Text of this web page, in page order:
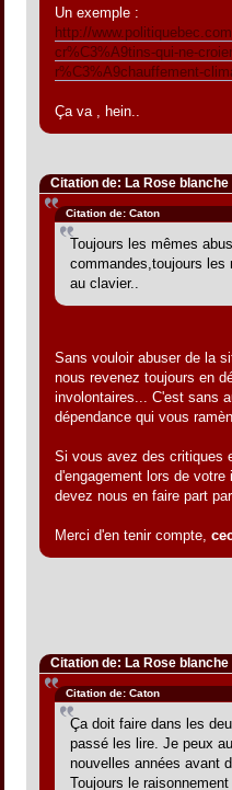
Un exemple :
http://
cr%C3%A9tins-qui-ne-
r%C3%A9chauffement-
Ça va , hein..
Citation de: La Rose blanche
Citation de: Caton
Toujours les mêmes
commandes,toujours les
au clavier..
Sans vouloir abuser de la
nous revenez toujours en
involontaires... C'est sans
dépendance qui vous
Si vous avez des critiques
d'engagement lors de
devez nous en faire part
Merci d'en tenir compte,
Citation de: La Rose blanche
Citation de: Caton
Ça doit faire dans les
passé les lire. Je peux
nouvelles années avant
Toujours le